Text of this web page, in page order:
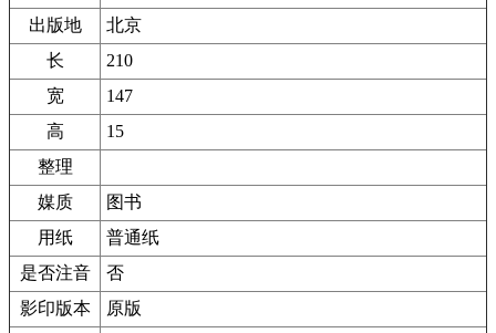
出版地
北京
长
210
宽
147
高
15
整理
媒质
图书
用纸
普通纸
是否注音
否
影印版本
原版